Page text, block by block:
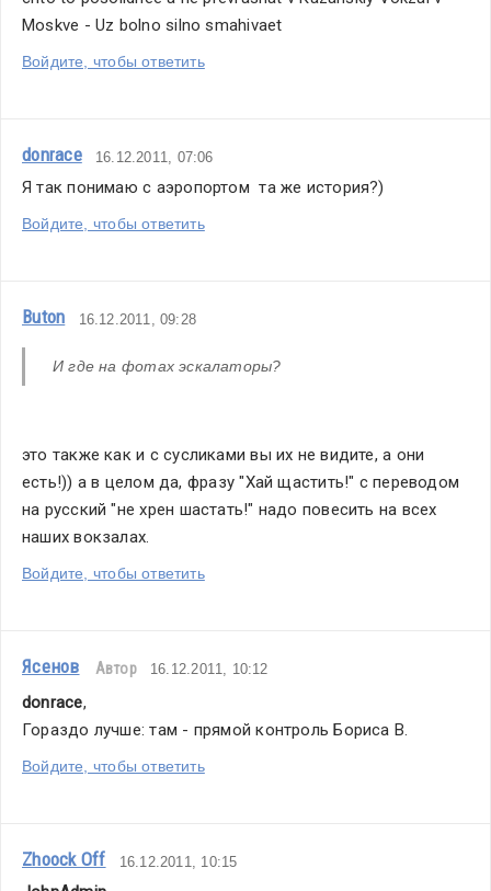
виду
какой-
корпус…
Остаемся
Moskve - Uz bolno silno smahivaet
Войдите, чтобы ответить
donrace 16.12.2011, 07:06
Я так понимаю с аэропортом  та же история?)
Войдите, чтобы ответить
Buton 16.12.2011, 09:28
И где на фотах эскалаторы?
это также как и с сусликами вы их не видите, а они
есть!)) а в целом да, фразу "Хай щастить!" с переводом
на русский "не хрен шастать!" надо повесить на всех
наших вокзалах.
Войдите, чтобы ответить
Ясенов Автор 16.12.2011, 10:12
donrace,
Гораздо лучше: там - прямой контроль Бориса В.
Войдите, чтобы ответить
Zhoock Off 16.12.2011, 10:15